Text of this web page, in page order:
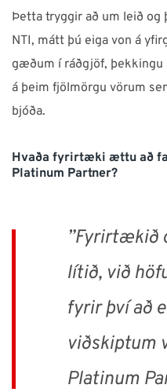
Þetta tryggir að um leið og
NTI, mátt þú eiga von á
gæðum í ráðgjöf, þekkingu
á þeim fjölmörgu vörum
bjóða.
Hvaða fyrirtæki ættu að
Platinum Partner?
”Fyrirtækið
lítið, við
fyrir því að
viðskiptum
Platinum